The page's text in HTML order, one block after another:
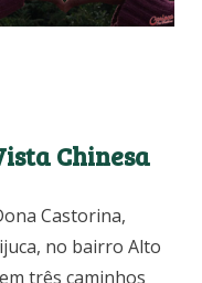
Chinesa
Castorina,
no bairro Alto
três caminhos